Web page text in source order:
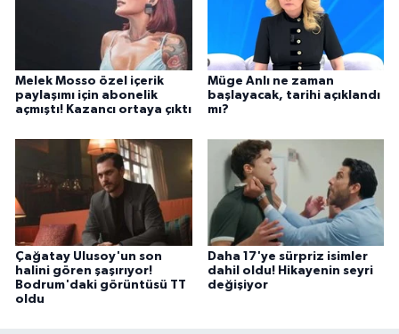
Melek Mosso özel içerik
paylaşımı için abonelik
açmıştı! Kazancı ortaya çıktı
Müge Anlı ne zaman
başlayacak, tarihi açıklandı
mı?
Çağatay Ulusoy'un son
halini gören şaşırıyor!
Bodrum'daki görüntüsü TT
oldu
Daha 17'ye sürpriz isimler
dahil oldu! Hikayenin seyri
değişiyor